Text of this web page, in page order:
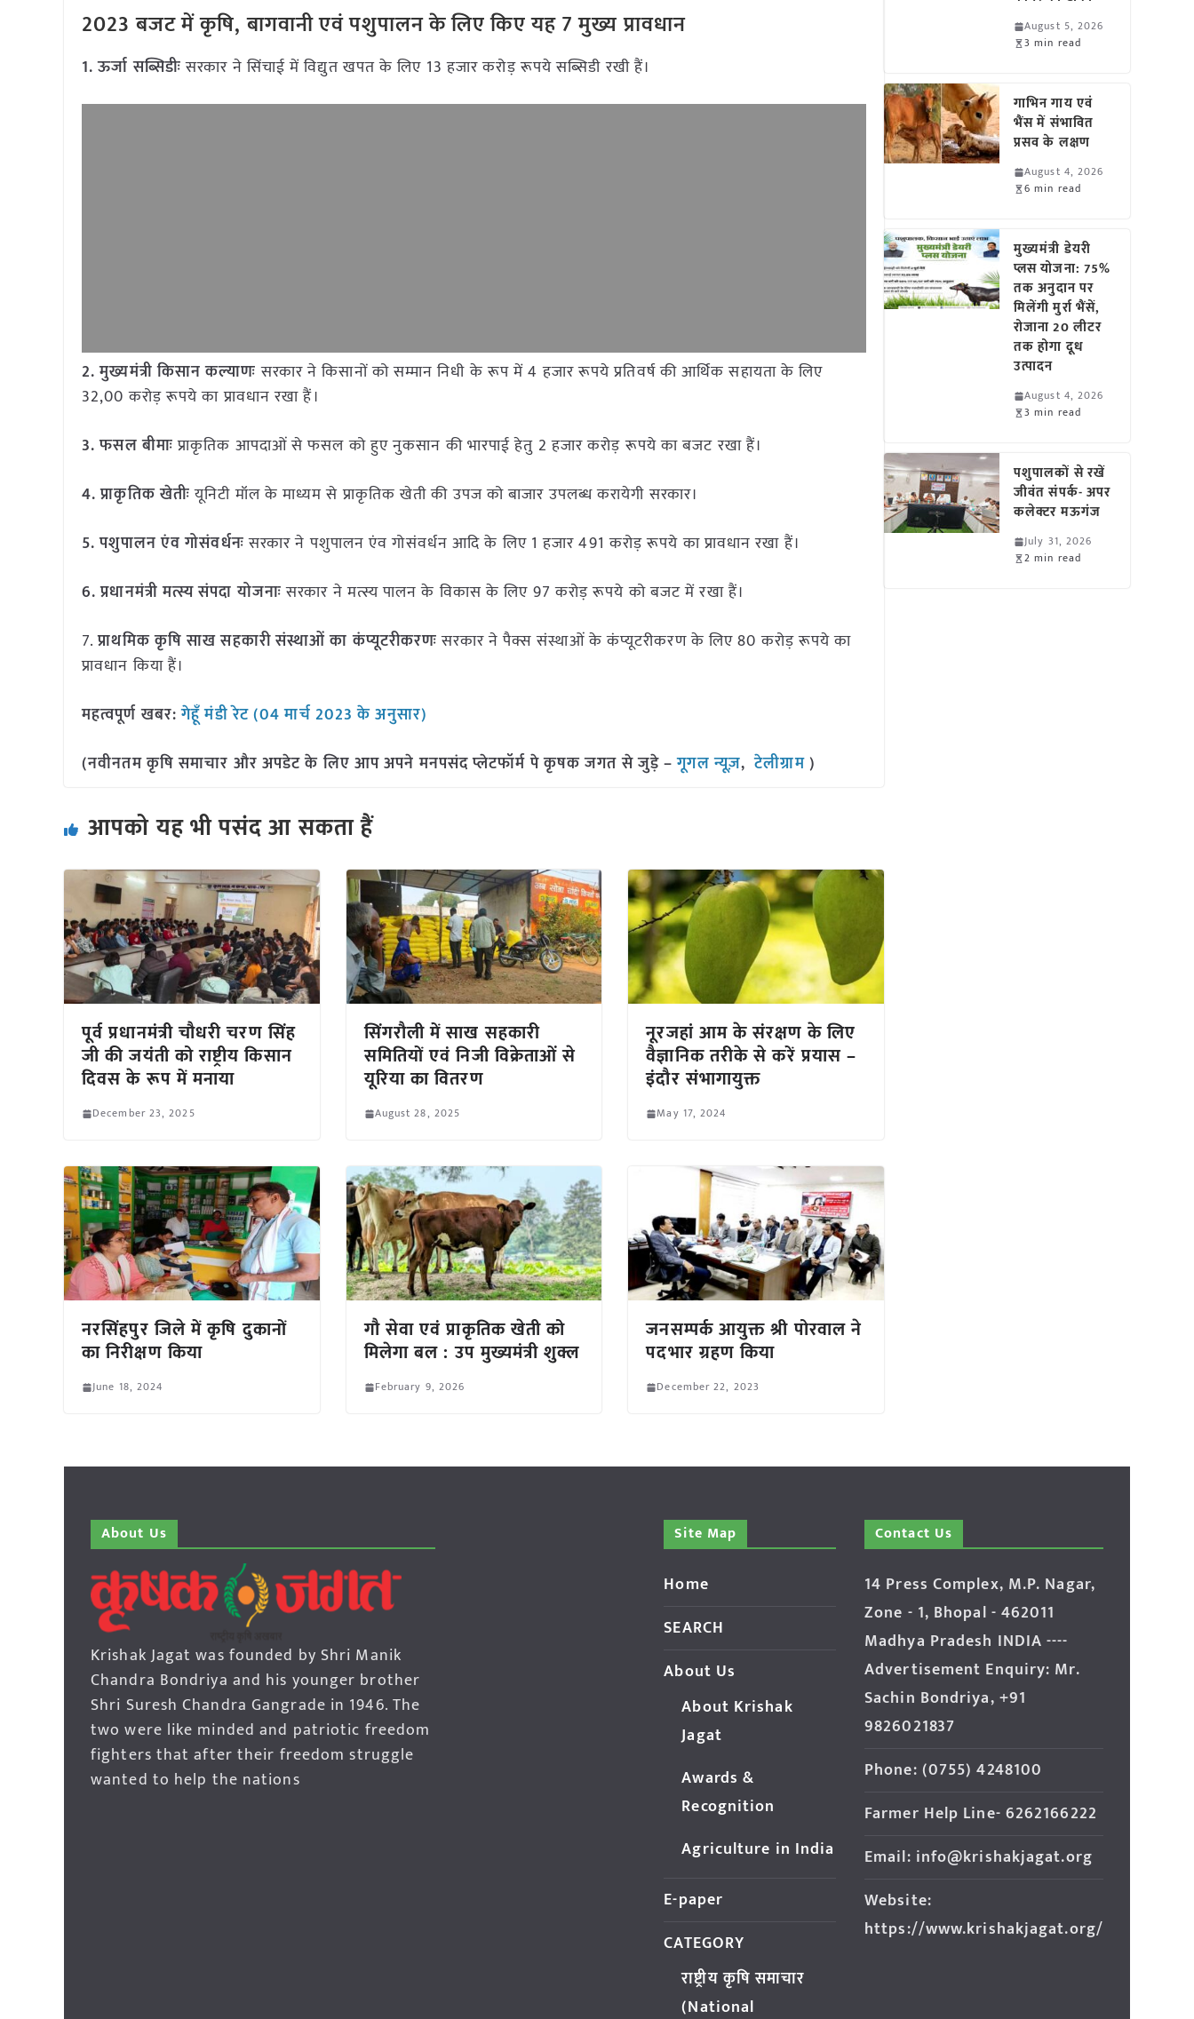
2023 बजट में कृषि,बागवानी एवं पशुपालन के लिए किए यह 7 मुख्य प्रावधान
1. ऊर्जा सब्सिडीःसरकार ने सिंचाई में विद्युत खपत के लिए 13 हजार करोड़ रूपये सब्सिडी रखी हैं।
2. मुख्यमंत्री किसान कल्याणःसरकार ने किसानों को सम्मान निधी के रूप में 4 हजार रूपये प्रतिवर्ष की आर्थिक सहायता के लिए
32,00 करोड़ रूपये का प्रावधान रखा हैं।
3. फसल बीमाःप्राकृतिक आपदाओं से फसल को हुए नुकसान की भारपाई हेतु 2 हजार करोड़ रूपये का बजट रखा हैं।
4. प्राकृतिक खेतीःयूनिटी मॉल के माध्यम से प्राकृतिक खेती की उपज को बाजार उपलब्ध करायेगी सरकार।
5. पशुपालन एंव गोसंवर्धनःसरकार ने पशुपालन एंव गोसंवर्धन आदि के लिए 1 हजार 491 करोड़ रूपये का प्रावधान रखा हैं।
6. प्रधानमंत्री मत्स्य संपदा योजनाःसरकार ने मत्स्य पालन के विकास के लिए 97 करोड़ रूपये को बजट में रखा हैं।
7.प्राथमिक कृषि साख सहकारी संस्थाओं का कंप्यूटरीकरणःसरकार ने पैक्स संस्थाओं के कंप्यूटरीकरण के लिए 80 करोड़ रूपये का
प्रावधान किया हैं।
महत्वपूर्ण खबर:गेहूँ मंडी रेट (04 मार्च 2023 के अनुसार)
(नवीनतम कृषि समाचार और अपडेट के लिए आप अपने मनपसंद प्लेटफॉर्म पे कृषक जगत से जुड़े –गूगल न्यूज़,टेलीग्राम)
आपको यह भी पसंद आ सकता हैं
पूर्व प्रधानमंत्री चौधरी चरण सिंह
जी की जयंती को राष्ट्रीय किसान
दिवस के रूप में मनाया
December 23, 2025
सिंगरौली में साख सहकारी
समितियों एवं निजी विक्रेताओं से
यूरिया का वितरण
August 28, 2025
नूरजहां आम के संरक्षण के लिए
वैज्ञानिक तरीके से करें प्रयास –
इंदौर संभागायुक्त
May 17, 2024
नरसिंहपुर जिले में कृषि दुकानों
का निरीक्षण किया
June 18, 2024
गौ सेवा एवं प्राकृतिक खेती को
मिलेगा बल : उप मुख्यमंत्री शुक्ल
February 9, 2026
जनसम्पर्क आयुक्त श्री पोरवाल ने
पदभार ग्रहण किया
December 22, 2023
August 5, 2026
3 min read
गाभिन गाय एवं
भैंस में संभावित
प्रसव के लक्षण
August 4, 2026
6 min read
मुख्यमंत्री डेयरी
प्लस योजना: 75%
तक अनुदान पर
मिलेंगी मुर्रा भैंसें,
रोजाना 20 लीटर
तक होगा दूध
उत्पादन
August 4, 2026
3 min read
पशुपालकों से रखें
जीवंत संपर्क- अपर
कलेक्टर मऊगंज
July 31, 2026
2 min read
About Us
Krishak Jagat was founded by Shri Manik
Chandra Bondriya and his younger brother
Shri Suresh Chandra Gangrade in 1946. The
two were like minded and patriotic freedom
fighters that after their freedom struggle
wanted to help the nations
Site Map
Home
SEARCH
About Us
About Krishak
Jagat
Awards &
Recognition
Agriculture in India
E-paper
CATEGORY
राष्ट्रीय कृषि समाचार
(National
Contact Us
14 Press Complex, M.P. Nagar,
Zone - 1, Bhopal - 462011
Madhya Pradesh INDIA ----
Advertisement Enquiry: Mr.
Sachin Bondriya, +91
9826021837
Phone: (0755) 4248100
Farmer Help Line- 6262166222
Email: info@krishakjagat.org
Website:
https://www.krishakjagat.org/